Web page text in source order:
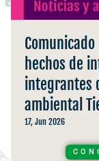
hechos de
integrantes
ambiental
17, Jun 2026